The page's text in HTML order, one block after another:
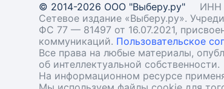
© 2014-2026 ООО "Выберу.ру"
ИНН
Сетевое издание «Выберу.ру».
ФС 77 — 81497 от 16.07.2021,
коммуникаций. Пользовательское
Все права на любые материалы,
об интеллектуальной собственности.
На информационном ресурсе